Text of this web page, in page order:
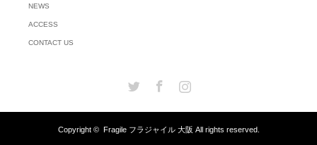
NEWS
ACCESS
CONTACT US
Twitter Facebook
Copyright © Fragile フラジャイル 大阪 All rights reserved.